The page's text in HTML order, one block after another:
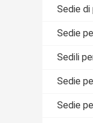
Sedie
Sedie
Sedili
Sedie
Sedie